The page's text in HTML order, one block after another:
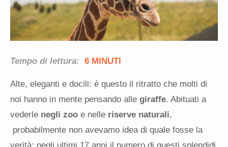
Tempo di lettura: 6 MINUTI
Alte, eleganti e docili: è questo il ritratto che molti di
noi hanno in mente pensando alle giraffe. Abituati a
vederle negli zoo e nelle riserve naturali,
probabilmente non avevamo idea di quale fosse la